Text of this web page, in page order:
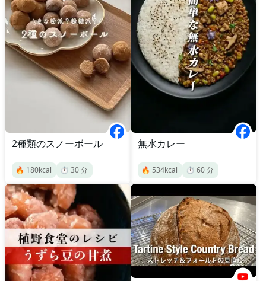
2種類のスノーボール
🔥 180kcal ⏱️ 30分
無水カレー
🔥 534kcal ⏱️ 60分